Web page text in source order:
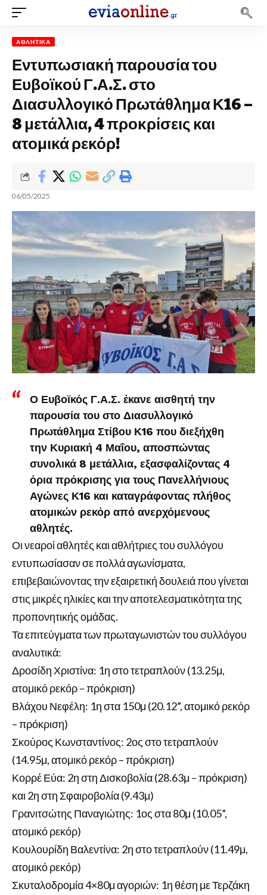
ΑΘΛΗΤΙΚΆ
Εντυπωσιακή παρουσία του
Ευβοϊκού Γ.Α.Σ. στο
Διασυλλογικό Πρωτάθλημα Κ16 –
8 μετάλλια, 4 προκρίσεις και
ατομικά ρεκόρ!
06/05/2025
Ο Ευβοϊκός Γ.Α.Σ. έκανε αισθητή την
παρουσία του στο Διασυλλογικό
Πρωτάθλημα Στίβου Κ16 που διεξήχθη
την Κυριακή 4 Μαΐου, αποσπώντας
συνολικά 8 μετάλλια, εξασφαλίζοντας 4
όρια πρόκρισης για τους Πανελλήνιους
Αγώνες Κ16 και καταγράφοντας πλήθος
ατομικών ρεκόρ από ανερχόμενους
αθλητές.
Οι νεαροί αθλητές και αθλήτριες του συλλόγου
εντυπωσίασαν σε πολλά αγωνίσματα,
επιβεβαιώνοντας την εξαιρετική δουλειά που γίνεται
στις μικρές ηλικίες και την αποτελεσματικότητα της
προπονητικής ομάδας.
Τα επιτεύγματα των πρωταγωνιστών του συλλόγου
αναλυτικά:
Δροσίδη Χριστίνα: 1η στο τετραπλούν (13.25μ,
ατομικό ρεκόρ – πρόκριση)
Βλάχου Νεφέλη: 1η στα 150μ (20.12”, ατομικό ρεκόρ
– πρόκριση)
Σκούρος Κωνσταντίνος: 2ος στο τετραπλούν
(14.95μ, ατομικό ρεκόρ – πρόκριση)
Κορρέ Εύα: 2η στη Δισκοβολία (28.63μ – πρόκριση)
και 2η στη Σφαιροβολία (9.43μ)
Γρανιτσώτης Παναγιώτης: 1ος στα 80μ (10.05”,
ατομικό ρεκόρ)
Κουλουρίδη Βαλεντίνα: 2η στο τετραπλούν (11.49μ,
ατομικό ρεκόρ)
Σκυταλοδρομία 4×80μ αγοριών: 1η θέση με Τερζάκη